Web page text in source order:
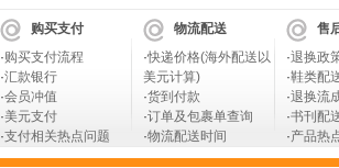
购买支付
·购买支付流程
·汇款银行
·会员冲值
·美元支付
·支付相关热点问题
物流配送
·快递价格(海外配送以
美元计算)
·货到付款
·订单及包裹单查询
·物流配送时间
售
·退换政
·鞋类配
·退换流
·书刊配
·产品热